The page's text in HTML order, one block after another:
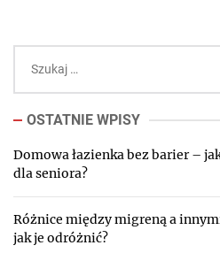
OSTATNIE WPISY
Domowa łazienka bez barier –
dla seniora?
Różnice między migreną a
jak je odróżnić?